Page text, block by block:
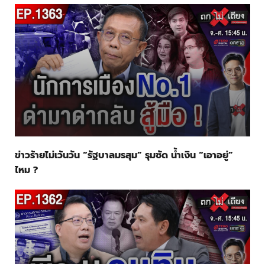
ข่าวร้ายไม่เว้นวัน “รัฐบาลมรสุม” รุมซัด น้ำเงิน “เอาอยู่”
ไหม ?